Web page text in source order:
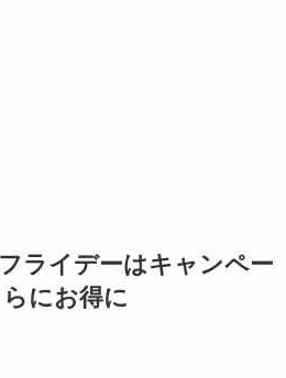
ライデーはキャンペー
にお得に